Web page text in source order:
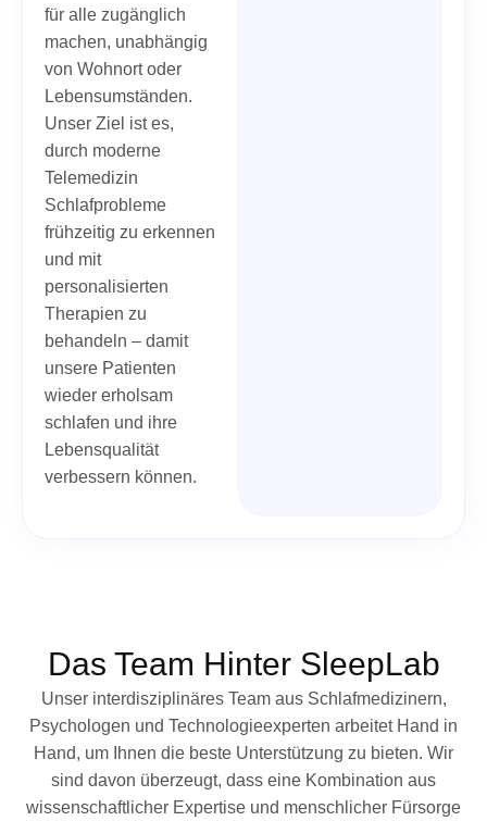
für alle zugänglich
machen, unabhängig
von Wohnort oder
Lebensumständen.
Unser Ziel ist es,
durch moderne
Telemedizin
Schlafprobleme
frühzeitig zu erkennen
und mit
personalisierten
Therapien zu
behandeln – damit
unsere Patienten
wieder erholsam
schlafen und ihre
Lebensqualität
verbessern können.
Das Team Hinter SleepLab
Unser interdisziplinäres Team aus Schlafmedizinern,
Psychologen und Technologieexperten arbeitet Hand in
Hand, um Ihnen die beste Unterstützung zu bieten. Wir
sind davon überzeugt, dass eine Kombination aus
wissenschaftlicher Expertise und menschlicher Fürsorge